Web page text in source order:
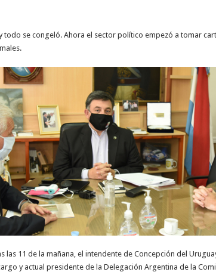
todo se congeló. Ahora el sector político empezó a tomar
las 11 de la mañana, el intendente de Concepción del
y actual presidente de la Delegación Argentina de la